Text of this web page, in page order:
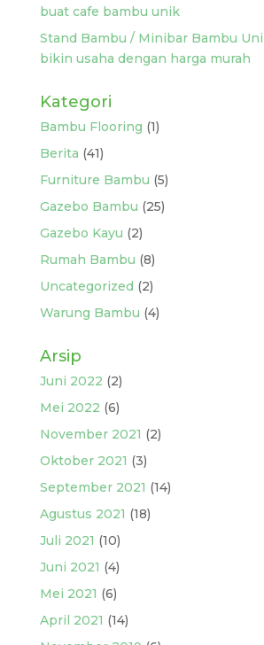
buat cafe bambu unik
Stand Bambu / Minibar Bambu
bikin usaha dengan harga murah
Kategori
Bambu Flooring (1)
Berita (41)
Furniture Bambu (5)
Gazebo Bambu (25)
Gazebo Kayu (2)
Rumah Bambu (8)
Uncategorized (2)
Warung Bambu (4)
Arsip
Juni 2022 (2)
Mei 2022 (6)
November 2021 (2)
Oktober 2021 (3)
September 2021 (14)
Agustus 2021 (18)
Juli 2021 (10)
Juni 2021 (4)
Mei 2021 (6)
April 2021 (14)